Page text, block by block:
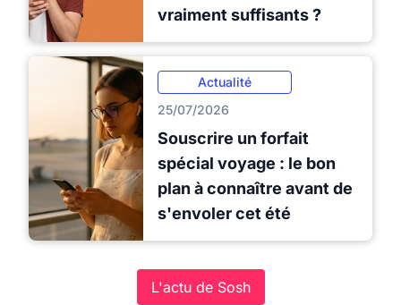
vraiment suffisants ?
Actualité
25/07/2026
Souscrire un forfait
spécial voyage : le bon
plan à connaître avant de
s'envoler cet été
L'actu de Sosh